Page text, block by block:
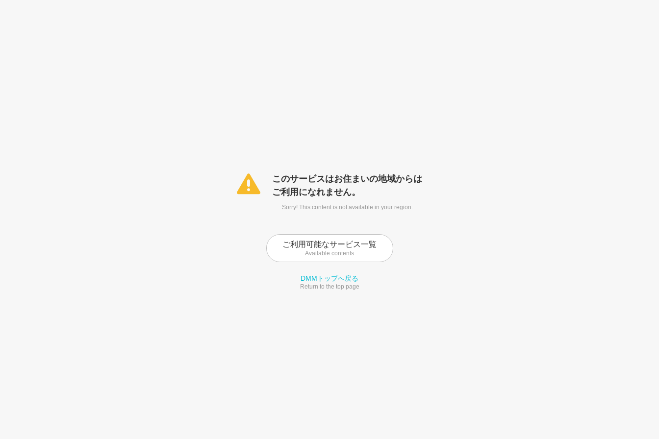
このサービスはお住まいの地域からは
ご利用になれません。
Sorry! This content is not available in your region.
ご利用可能なサービス一覧
Available contents
DMMトップへ戻る
Return to the top page